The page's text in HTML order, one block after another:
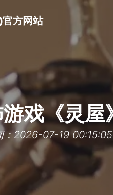
方网站
戏《灵
：2026-07-19 00:15:05